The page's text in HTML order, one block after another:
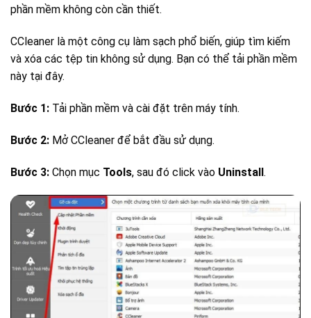
phần mềm không còn cần thiết.
CCleaner là một công cụ làm sạch phổ biến, giúp tìm kiếm
và xóa các tệp tin không sử dụng. Bạn có thể tải phần mềm
này tại đây.
Bước 1: Tải phần mềm và cài đặt trên máy tính.
Bước 2: Mở CCleaner để bắt đầu sử dụng.
Bước 3: Chọn mục Tools, sau đó click vào Uninstall.